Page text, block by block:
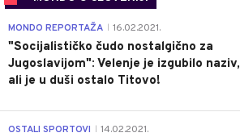
MONDO REPORTAŽA 16.02.2021.
"Socijalističko čudo nostalgično za
Jugoslavijom": Velenje je izgubilo naziv,
ali je u duši ostalo Titovo!
OSTALI SPORTOVI 14.02.2021.